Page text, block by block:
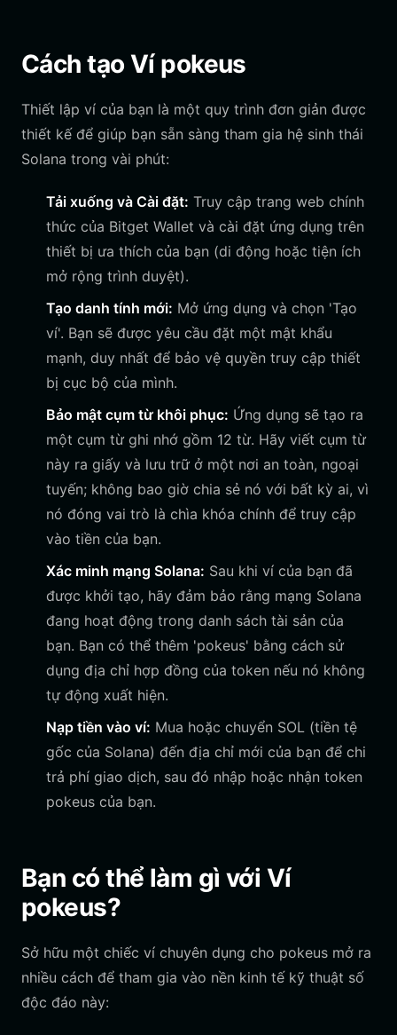
Cách tạo Ví pokeus
Thiết lập ví của bạn là một quy trình đơn giản được
thiết kế để giúp bạn sẵn sàng tham gia hệ sinh thái
Solana trong vài phút:
Tải xuống và Cài đặt: Truy cập trang web chính
thức của Bitget Wallet và cài đặt ứng dụng trên
thiết bị ưa thích của bạn (di động hoặc tiện ích
mở rộng trình duyệt).
Tạo danh tính mới: Mở ứng dụng và chọn 'Tạo
ví'. Bạn sẽ được yêu cầu đặt một mật khẩu
mạnh, duy nhất để bảo vệ quyền truy cập thiết
bị cục bộ của mình.
Bảo mật cụm từ khôi phục: Ứng dụng sẽ tạo ra
một cụm từ ghi nhớ gồm 12 từ. Hãy viết cụm từ
này ra giấy và lưu trữ ở một nơi an toàn, ngoại
tuyến; không bao giờ chia sẻ nó với bất kỳ ai, vì
nó đóng vai trò là chìa khóa chính để truy cập
vào tiền của bạn.
Xác minh mạng Solana: Sau khi ví của bạn đã
được khởi tạo, hãy đảm bảo rằng mạng Solana
đang hoạt động trong danh sách tài sản của
bạn. Bạn có thể thêm 'pokeus' bằng cách sử
dụng địa chỉ hợp đồng của token nếu nó không
tự động xuất hiện.
Nạp tiền vào ví: Mua hoặc chuyển SOL (tiền tệ
gốc của Solana) đến địa chỉ mới của bạn để chi
trả phí giao dịch, sau đó nhập hoặc nhận token
pokeus của bạn.
Bạn có thể làm gì với Ví
pokeus?
Sở hữu một chiếc ví chuyên dụng cho pokeus mở ra
nhiều cách để tham gia vào nền kinh tế kỹ thuật số
độc đáo này: